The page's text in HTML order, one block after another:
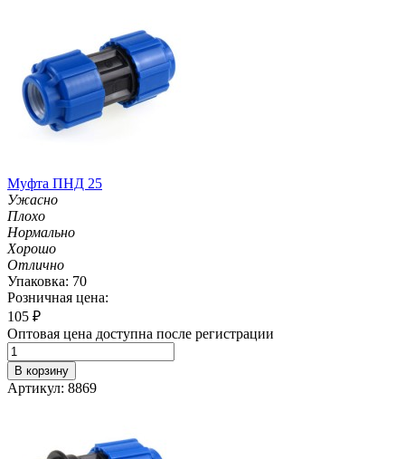
Муфта ПНД 25
Ужасно
Плохо
Нормально
Хорошо
Отлично
Упаковка: 70
Розничная цена:
105 ₽
Оптовая цена доступна после регистрации
В корзину
Артикул: 8869